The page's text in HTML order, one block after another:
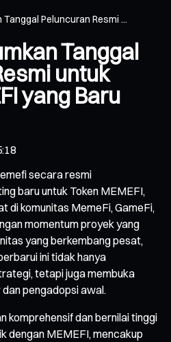
Tanggal Peluncuran Resmi ...
Tanggal
untuk
yang Baru
secara resmi
baru untuk Token MEMEFI,
di komunitas MemeFi, GameFi,
momentum proyek yang
yang berkembang pesat,
ini tidak hanya
tetapi juga membuka
pengadopsi awal.
komprehensif dan bernilai tinggi
dengan MEMEFI, mencakup